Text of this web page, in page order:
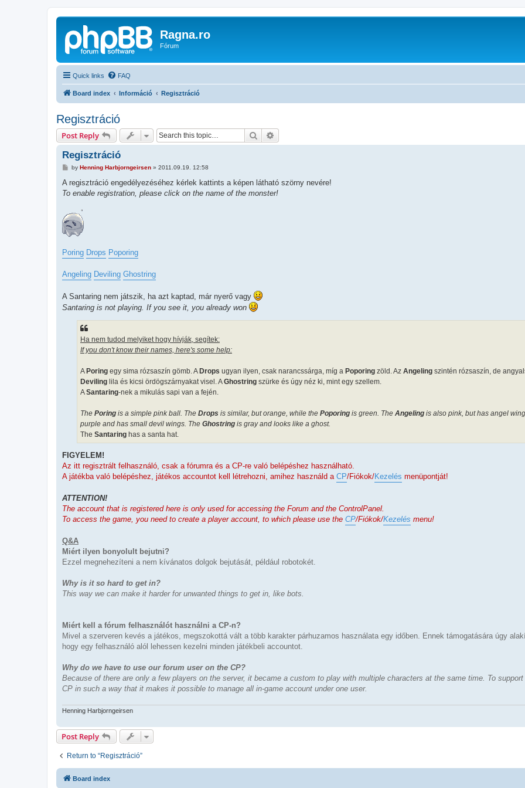
Ragna.ro
Fórum
Quick links FAQ
Board index Információ Regisztráció
Regisztráció
Post Reply Search
Regisztráció
P
s
by Henning Harbjorngeirsen» 2011.09.19. 12:58
A regisztráció engedélyezéséhez kérlek kattints a képen látható szörny nevére!
To enable registration, please click on the name of the monster!
Poring Drops Poporing
Angeling Deviling Ghostring
A Santaring nem játszik, ha azt kaptad, már nyerő vagy
Santaring is not playing. If you see it, you already won
Ha nem tudod melyiket hogy hívják, segítek:
If you don't know their names, here's some help:
A Poring egy sima rózsaszín gömb. A Drops ugyan ilyen, csak narancssárga, míg a Poporing zöld. Az Angeling szintén rózsaszín, de
Deviling lila és kicsi ördögszárnyakat visel. AGhostring szürke és úgy néz ki, mint egy szellem.
ASantaring-nek a mikulás sapi van a fején.
The Poring is a simple pink ball. The Drops is similar, but orange, while the Poporing is green. The Angeling is also pink, but has angel
purple and has small devil wings. The Ghostring is gray and looks like a ghost.
The Santaring has a santa hat.
FIGYELEM!
Az itt regisztrált felhasználó, csak a fórumra és a CP-re való belépéshez használható.
A játékba való belépéshez, játékos accountot kell létrehozni, amihez használd a CP/Fiókok/Kezelés menüpontját!
ATTENTION!
The account that is registered here is only used for accessing the Forum and the ControlPanel.
To access the game, you need to create a player account, to which please use the CP/Fiókok/Kezelés menu!
Q&A
Miért ilyen bonyolult bejutni?
Ezzel megnehezíteni a nem kívánatos dolgok bejutását, például robotokét.
Why is it so hard to get in?
This way we can make it harder for unwanted things to get in, like bots.
Miért kell a fórum felhasználót használni a CP-n?
Mivel a szerveren kevés a játékos, megszokottá vált a több karakter párhuzamos használata egy időben. Ennek támogatására úgy
hogy egy felhasználó alól lehessen kezelni minden játékbeli accountot.
Why do we have to use our forum user on the CP?
Because of there are only a few players on the server, it became a custom to play with multiple characters at the same time. To
CP in such a way that it makes it possible to manage all in-game account under one user.
Henning Harbjorngeirsen
Post Reply
Return to “Regisztráció”
Board index